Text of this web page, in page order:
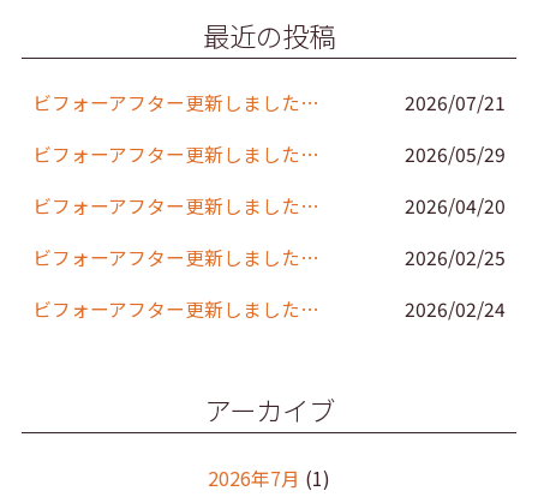
o
k
最近の投稿
ビフォーアフター更新しました。(152)
2026/07/21
ビフォーアフター更新しました。(151)
2026/05/29
ビフォーアフター更新しました。(150)
2026/04/20
ビフォーアフター更新しました。(149)
2026/02/25
ビフォーアフター更新しました。(148)
2026/02/24
アーカイブ
2026年7月 (1)